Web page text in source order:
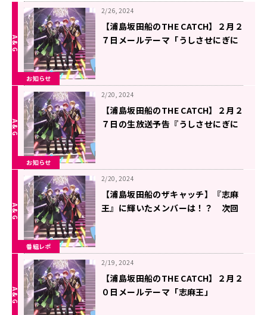
お知らせ
2/26, 2024
【浦島坂田船のTHE CATCH】２月２
７日メールテーマ「うしさせにぎに
お知らせ
2/20, 2024
【浦島坂田船のTHE CATCH】２月２
７日の生放送予告『うしさせにぎに
番組レポ
2/20, 2024
【浦島坂田船のザキャッチ】『志麻
王』に輝いたメンバーは！？ 次回
2/19, 2024
【浦島坂田船のTHE CATCH】２月２
０日メールテーマ「志麻王」